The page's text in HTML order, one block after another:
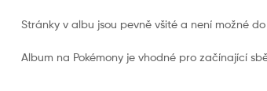
Stránky v albu jsou pevně všité a není možné
Album na Pokémony je vhodné pro začínající